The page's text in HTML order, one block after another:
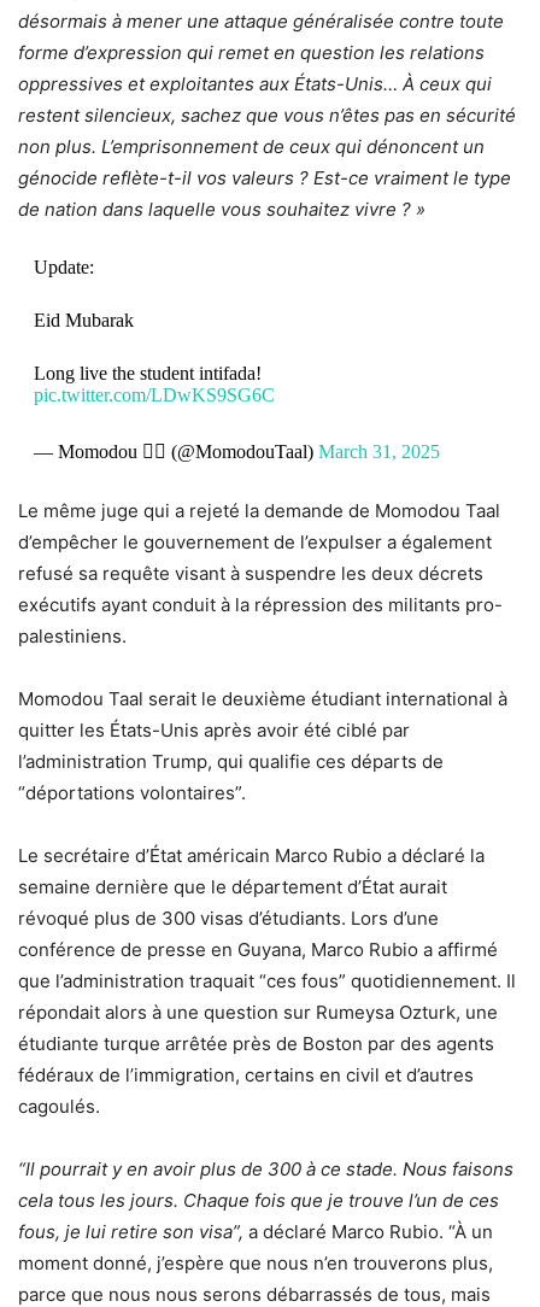
désormais à mener une attaque généralisée contre toute
forme d’expression qui remet en question les relations
oppressives et exploitantes aux États-Unis… À ceux qui
restent silencieux, sachez que vous n’êtes pas en sécurité
non plus. L’emprisonnement de ceux qui dénoncent un
génocide reflète-t-il vos valeurs ? Est-ce vraiment le type
de nation dans laquelle vous souhaitez vivre ? »
Update:
Eid Mubarak
Long live the student intifada!
pic.twitter.com/LDwKS9SG6C
— Momodou ✊🏿 (@MomodouTaal) March 31, 2025
Le même juge qui a rejeté la demande de Momodou Taal
d’empêcher le gouvernement de l’expulser a également
refusé sa requête visant à suspendre les deux décrets
exécutifs ayant conduit à la répression des militants pro-
palestiniens.
Momodou Taal serait le deuxième étudiant international à
quitter les États-Unis après avoir été ciblé par
l’administration Trump, qui qualifie ces départs de
“déportations volontaires”.
Le secrétaire d’État américain Marco Rubio a déclaré la
semaine dernière que le département d’État aurait
révoqué plus de 300 visas d’étudiants. Lors d’une
conférence de presse en Guyana, Marco Rubio a affirmé
que l’administration traquait “ces fous” quotidiennement. Il
répondait alors à une question sur Rumeysa Ozturk, une
étudiante turque arrêtée près de Boston par des agents
fédéraux de l’immigration, certains en civil et d’autres
cagoulés.
“Il pourrait y en avoir plus de 300 à ce stade. Nous faisons
cela tous les jours. Chaque fois que je trouve l’un de ces
fous, je lui retire son visa”, a déclaré Marco Rubio. “À un
moment donné, j’espère que nous n’en trouverons plus,
parce que nous nous serons débarrassés de tous, mais